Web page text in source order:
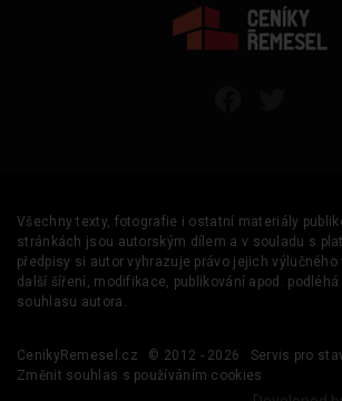
Všechny texty, fotografie i ostatní materiály
stránkách jsou autorským dílem a v souladu s
předpisy si autor vyhrazuje právo jejich
další šíření, modifikace, publikování apod.
souhlasu autora.
CenikyRemesel.cz © 2012 - 2026
Servis pro
Změnit souhlas s používáním cookies